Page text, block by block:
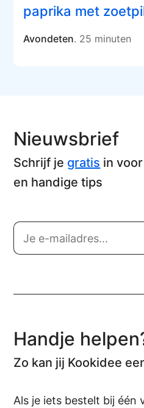
paprika met
Avondeten. 25 minuten
Nieuwsbrief
Schrijf je gratis in
en handige tips
Handje
Zo kan jij Kookidee
Als je iets bestelt bij één